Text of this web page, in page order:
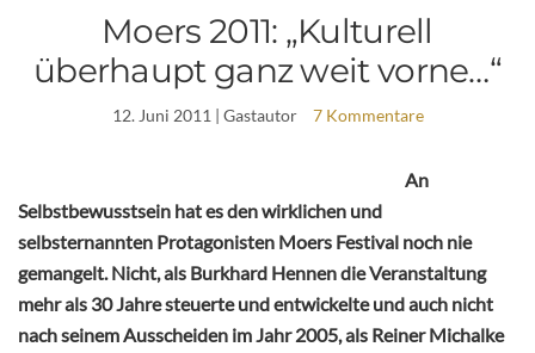
Moers 2011: „Kulturell
überhaupt ganz weit vorne…“
12. Juni 2011 | Gastautor 7 Kommentare
An
Selbstbewusstsein hat es den wirklichen und
selbsternannten Protagonisten Moers Festival noch nie
gemangelt. Nicht, als Burkhard Hennen die Veranstaltung
mehr als 30 Jahre steuerte und entwickelte und auch nicht
nach seinem Ausscheiden im Jahr 2005, als Reiner Michalke